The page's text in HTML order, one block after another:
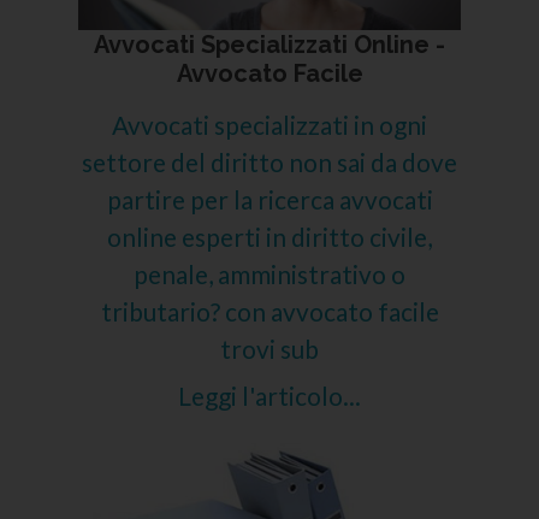
Avvocati Specializzati Online -
Avvocato Facile
Avvocati specializzati in ogni
settore del diritto non sai da dove
partire per la ricerca avvocati
online esperti in diritto civile,
penale, amministrativo o
tributario? con avvocato facile
trovi sub
Leggi l'articolo...